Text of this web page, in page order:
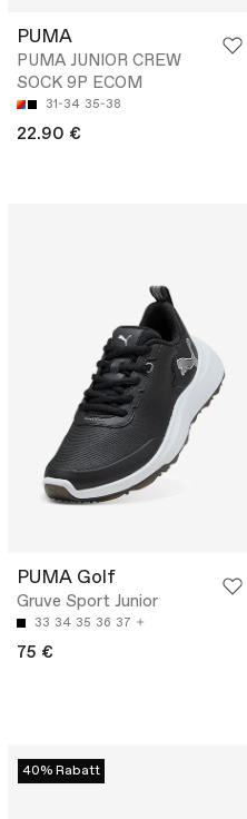
PUMA
PUMA JUNIOR CREW
SOCK 9P ECOM
31-34 35-38
22.90 €
PUMA Golf
Gruve Sport Junior
33 34 35 36 37
75 €
40% Rabatt